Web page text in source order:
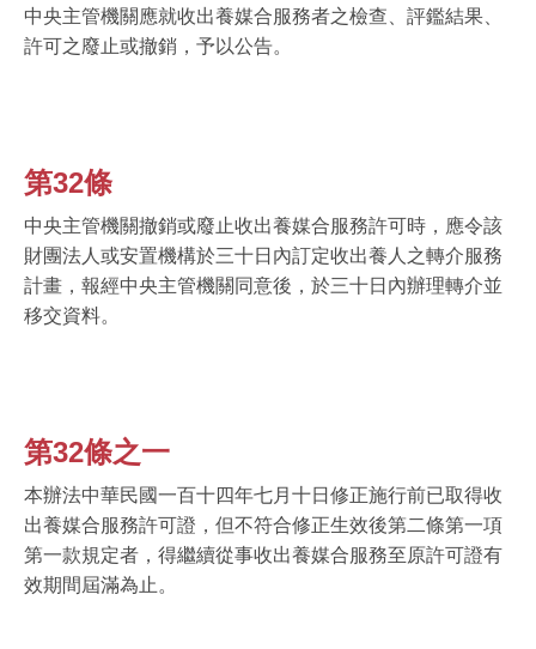
中央主管機關應就收出養媒合服務者之檢查、評鑑結果、
許可之廢止或撤銷，予以公告。
第32條
中央主管機關撤銷或廢止收出養媒合服務許可時，應令該
財團法人或安置機構於三十日內訂定收出養人之轉介服務
計畫，報經中央主管機關同意後，於三十日內辦理轉介並
移交資料。
第32條之一
本辦法中華民國一百十四年七月十日修正施行前已取得收
出養媒合服務許可證，但不符合修正生效後第二條第一項
第一款規定者，得繼續從事收出養媒合服務至原許可證有
效期間屆滿為止。